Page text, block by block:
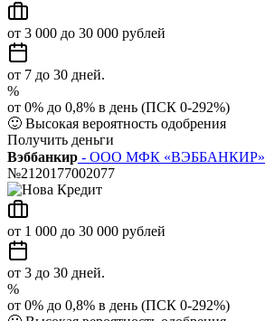
от 3 000 до 30 000 рублей
от 7 до 30 дней.
%
от 0% до 0,8% в день (ПСК 0-292%)
🙂 Высокая вероятность одобрения
Получить деньги
Вэббанкир - ООО МФК «ВЭББАНКИР»
№2120177002077
от 1 000 до 30 000 рублей
от 3 до 30 дней.
%
от 0% до 0,8% в день (ПСК 0-292%)